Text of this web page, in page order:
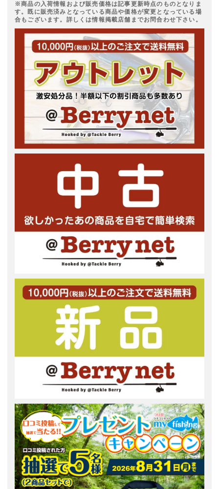
※商品の入荷情報および販売価格は記事更新時点のものとなりま
す。既に販売済みとなっている商品や価格が変更となっている場
合もございます。詳しくは情報掲載店舗までお問合わせ下さい。